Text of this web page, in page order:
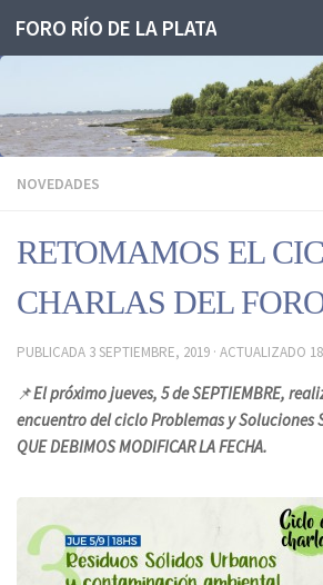
Saltar al contenido
FORO RÍO DE LA PLATA
NOVEDADES
RETOMAMOS EL
CHARLAS DEL
PUBLICADA 3 SEPTIEMBRE, 2019 · ACTUALIZADO
📌El próximo jueves, 5 de SEPTIEMBRE,
encuentro del ciclo Problemas y Soluciones
QUE DEBIMOS MODIFICAR LA FECHA.